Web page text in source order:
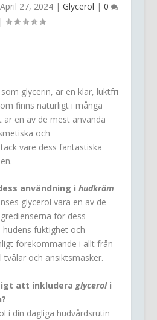
April 27, 2024 |Glycerol |0
|
glycerin, är en klar, luktfri
finns naturligt i många
en av de mest använda
och
vare dess fantastiska
användning i hudkräm
glycerol vara en av de
för dess
fuktighet och
förekommande i allt från
och ansiktsmasker.
att inkludera glyceroli
i din dagliga hudvårdsrutin